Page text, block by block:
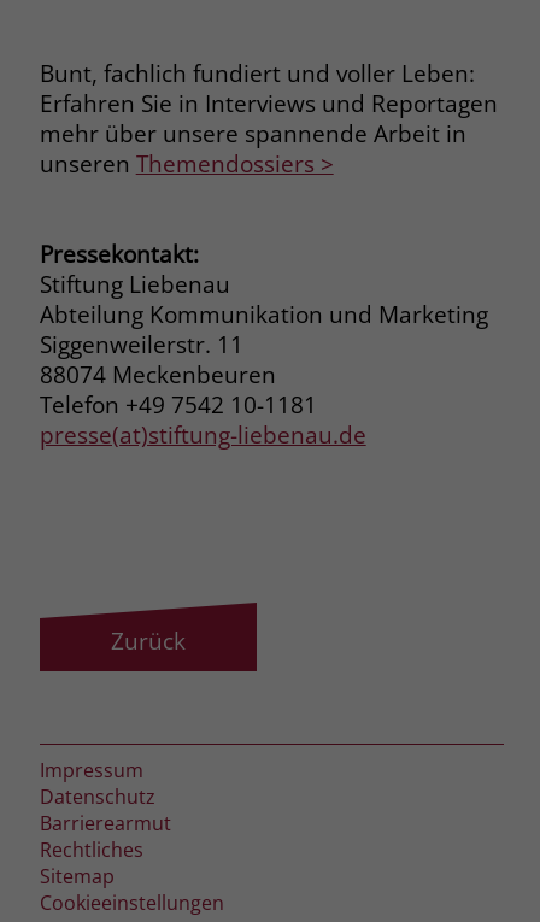
Bunt, fachlich fundiert und voller Leben:
Erfahren Sie in Interviews und Reportagen
mehr über unsere spannende Arbeit in
unseren Themendossiers >
Pressekontakt:
Stiftung Liebenau
Abteilung Kommunikation und Marketing
Siggenweilerstr. 11
88074 Meckenbeuren
Telefon +49 7542 10-1181
presse(at)stiftung-liebenau.de
Zurück
Impressum
Datenschutz
Barrierearmut
Rechtliches
Sitemap
Cookieeinstellungen